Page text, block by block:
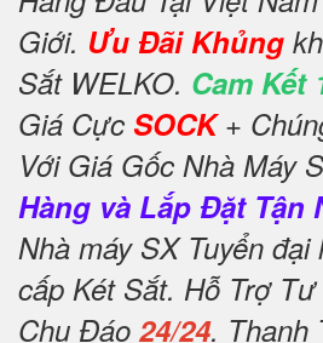
Giới. Ưu Đãi Khủng
Sắt WELKO. Cam Kết
Giá Cực SOCK+
Với Giá Gốc Nhà Máy
Hàng và Lắp Đặt Tận
Nhà máy SX Tuyển
cấp Két Sắt. Hỗ Trợ
Chu Đáo 24/24. Thanh